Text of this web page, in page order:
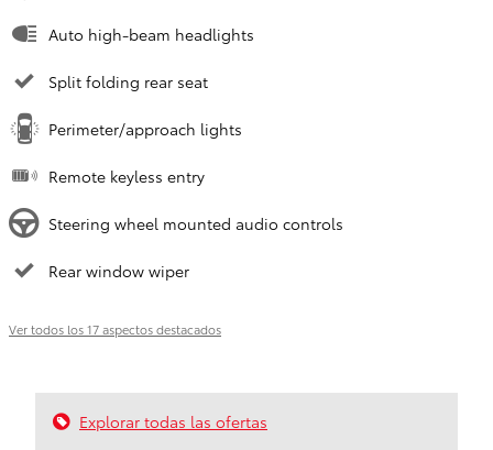
Auto high-beam headlights
Split folding rear seat
Perimeter/approach lights
Remote keyless entry
Steering wheel mounted audio controls
Rear window wiper
Ver todos los 17 aspectos destacados
Explorar todas las ofertas